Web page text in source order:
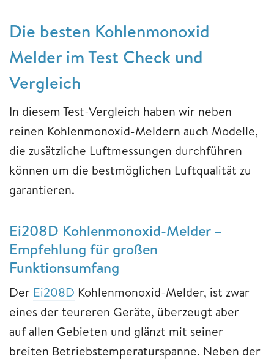
Die besten Kohlenmonoxid
Melder im Test Check und
Vergleich
In diesem Test-Vergleich haben wir neben
reinen Kohlenmonoxid-Meldern auch Modelle,
die zusätzliche Luftmessungen durchführen
können um die bestmöglichen Luftqualität zu
garantieren.
Ei208D Kohlenmonoxid-Melder –
Empfehlung für großen
Funktionsumfang
Der Ei208D Kohlenmonoxid-Melder, ist zwar
eines der teureren Geräte, überzeugt aber
auf allen Gebieten und glänzt mit seiner
breiten Betriebstemperaturspanne. Neben der